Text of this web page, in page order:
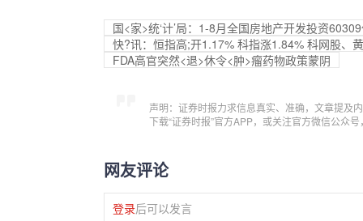
国<家>统‘计’局：1-8月全国房地产开发投资
快?讯：恒指高;开1.17% 科指涨1.84% 科网股、
FDA高官突然<退>休令<肿>瘤药物政策蒙阴
声明：证券时报力求信息真实、准确，文章提及
下载“证券时报”官方APP，或关注官方微信公众
网友评论
登录后可以发言